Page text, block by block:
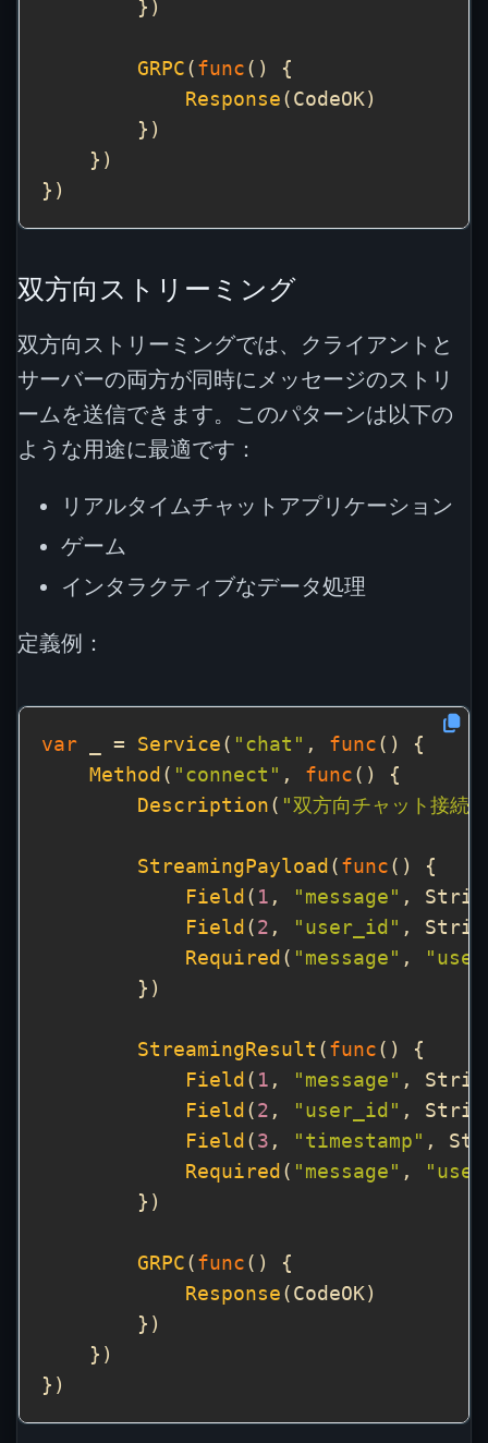
GRPC ( func
Response
双方向ストリーミング
双方向ストリーミングでは、クライアントと
サーバーの両方が同時にメッセージのストリ
ームを送信できます。このパターンは以下の
ような用途に最適です：
リアルタイムチャットアプリケーション
ゲーム
インタラクティブなデータ処理
定義例：
var _ = Service ( "chat" , func
Method ( "connect" , func
Description ( "双方向チャット接続
StreamingPayload ( func
Field ( 1 , "message" ,
Field ( 2 , "user_id" ,
Required ( "message" ,
StreamingResult ( func
Field ( 1 , "message" ,
Field ( 2 , "user_id" ,
Field ( 3 , "timestamp" ,
Required ( "message" ,
GRPC ( func
Response